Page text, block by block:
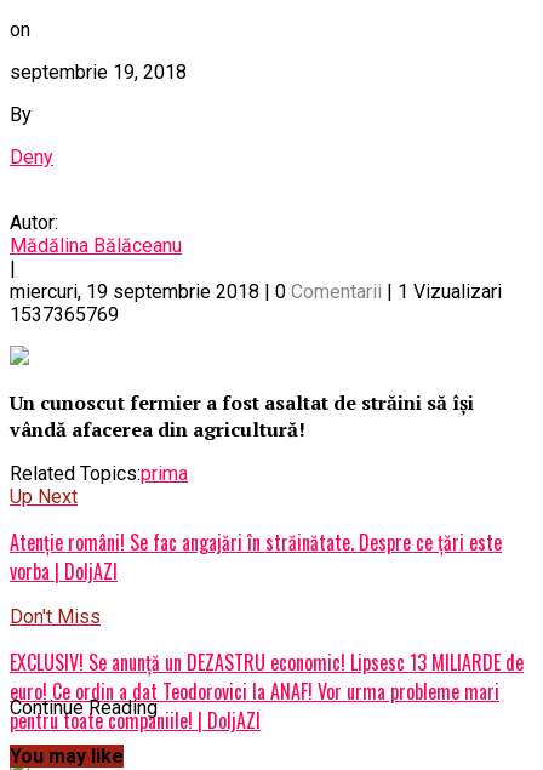
on
septembrie 19, 2018
By
Deny
Autor:
Mădălina Bălăceanu
|
miercuri, 19 septembrie 2018 | 0 Comentarii | 1 Vizualizari
1537365769
Un cunoscut fermier a fost asaltat de străini să își
vândă afacerea din agricultură!
Related Topics:prima
Up Next
Atenție români! Se fac angajări în străinătate. Despre ce țări este
vorba | DoljAZI
Don't Miss
EXCLUSIV! Se anunță un DEZASTRU economic! Lipsesc 13 MILIARDE de
euro! Ce ordin a dat Teodorovici la ANAF! Vor urma probleme mari
pentru toate companiile! | DoljAZI
Continue Reading
You may like